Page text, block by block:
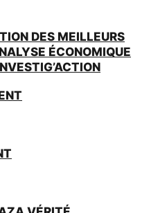
DES MEILLEURS
ÉCONOMIQUE